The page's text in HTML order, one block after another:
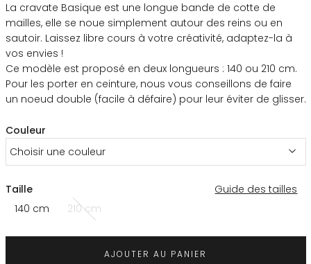
La cravate Basique est une longue bande de cotte de
mailles, elle se noue simplement autour des reins ou en
sautoir. Laissez libre cours à votre créativité, adaptez-la à
vos envies !
Ce modèle est proposé en deux longueurs : 140 ou 210 cm.
Pour les porter en ceinture, nous vous conseillons de faire
un noeud double (facile à défaire) pour leur éviter de glisser.
Couleur
Choisir une couleur
Taille
Guide des tailles
140 cm
210 cm
AJOUTER AU PANIER